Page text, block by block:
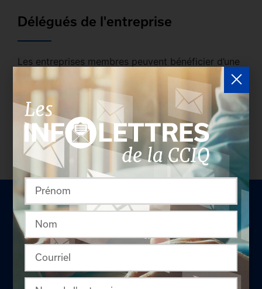
Délégués de l'entreprise
Les entreprises membres peuvent bénéficier d’une
version plus détaillée du répertoire via leur espace
sécurisé.
Connectez-vous
afin de consulter le
profil complet des entreprises incluant les
coordonnées des délégués inscrits. Vous n'êtes
pas membre? N'attendez plus et
devenez membre!
LA CHAMBRE